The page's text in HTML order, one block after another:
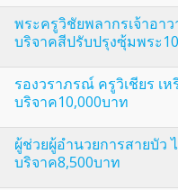
พระครูวิชัยพลากรเจ้าอา
บริจาคสีปรับปรุงซุ้มพระ
รองวราภรณ์ ครูวิเชียร เ
บริจาค10,000บาท
ผู้ช่วยผู้อำนวยการสายบัว
บริจาค8,500บาท